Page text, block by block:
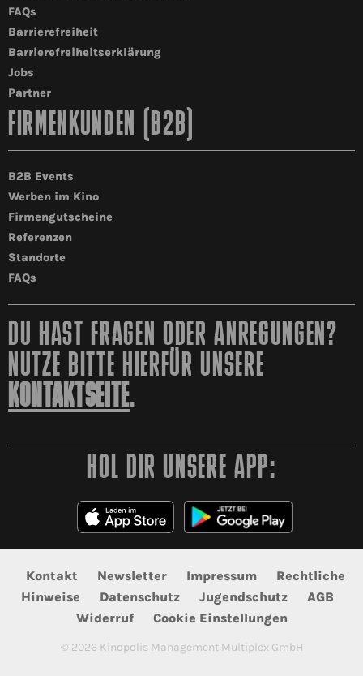
FAQs
Barrierefreiheit
Barrierefreiheitserklärung
Jobs
Partner
FIRMENKUNDEN (B2B)
B2B Events
Werben im Kino
Firmengutscheine
Referenzen
Standorte
FAQs
DU HAST FRAGEN ODER ANREGUNGEN?
NUTZE BITTE HIERFÜR UNSERE
KONTAKTSEITE.
HOL DIR UNSERE APP:
Kontakt Newsletter Impressum
Rechtliche
Hinweise
Datenschutz Jugendschutz
AGB
Widerruf
Cookie Einstellungen
© 2026 Kinopolis Management Multiplex GmbH